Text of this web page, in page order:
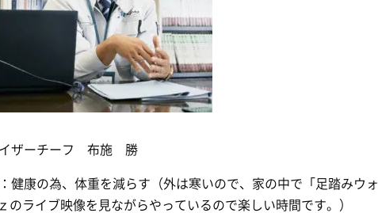
イザーチーフ 布施 勝
健康の為、体重を減らす（外は寒いので、家の中で「足踏みウ
のライブ映像を見ながらやっているので楽しい時間です。）